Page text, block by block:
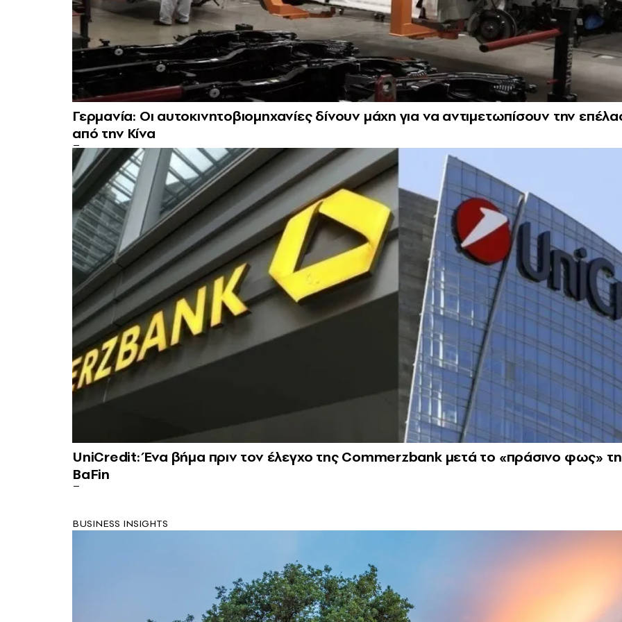
Γερμανία: Οι αυτοκινητοβιομηχανίες δίνουν μάχη για να αντιμετωπίσουν την
από την Κίνα
UniCredit: Ένα βήμα πριν τον έλεγχο της Commerzbank μετά το «πράσινο φως»
BaFin
BUSINESS INSIGHTS